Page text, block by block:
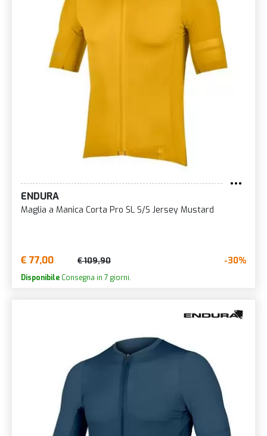
ENDURA
Maglia a Manica Corta Pro SL S/S Jersey Mustard
€ 77,00 € 109,90 -30%
Disponibile Consegna in 7 giorni.